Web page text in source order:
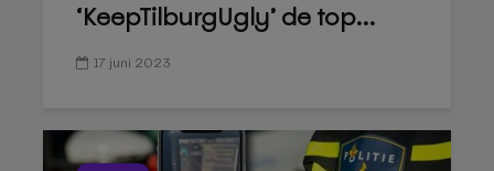
‘KeepTilburgUgly’ de top...
17 juni 2023